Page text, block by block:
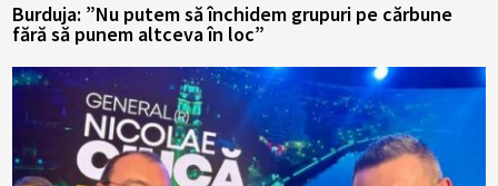
Burduja: ”Nu putem să închidem grupuri pe cărbune
fără să punem altceva în loc”